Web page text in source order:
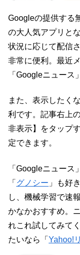
Googleの提供する
の大人気アプリと
状況に応じて配信
非常に便利。最近
「Googleニュース
また、表示したく
利です。記事右上
非表示】をタップ
定できます。
「Googleニュース
「 グノシー 」も好
し、機械学習で速
かなかおすすめ。
れこれ試してみて
たいなら「 Yahoo!